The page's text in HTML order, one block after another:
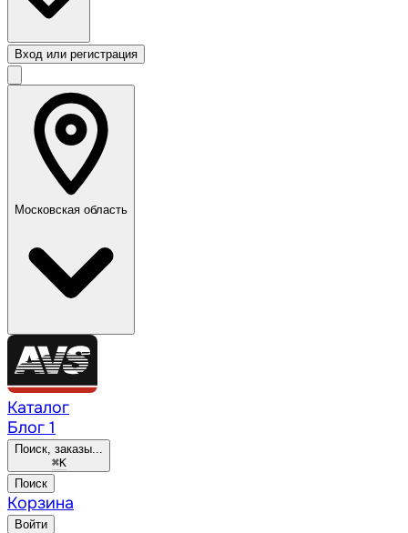
Вход или регистрация
Московская область
Каталог
Блог 1
Поиск, заказы...
⌘K
Поиск
Корзина
Войти